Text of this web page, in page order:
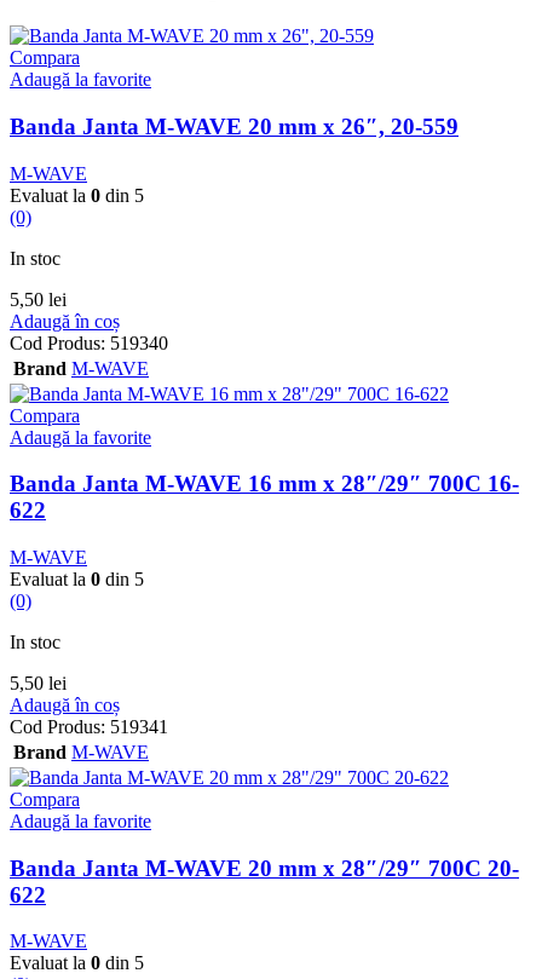
Compara
Adaugă la favorite
Banda Janta M-WAVE 20 mm x 26″, 20-559
M-WAVE
Evaluat la 0 din 5
(0)
In stoc
5,50 lei
Adaugă în coș
Cod Produs: 519340
Brand M-WAVE
Compara
Adaugă la favorite
Banda Janta M-WAVE 16 mm x 28″/29″ 700C 16-
622
M-WAVE
Evaluat la 0 din 5
(0)
In stoc
5,50 lei
Adaugă în coș
Cod Produs: 519341
Brand M-WAVE
Compara
Adaugă la favorite
Banda Janta M-WAVE 20 mm x 28″/29″ 700C 20-
622
M-WAVE
Evaluat la 0 din 5